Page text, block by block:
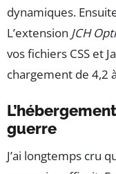
dynamiques.
L’extension JCH
vos fichiers CSS et
chargement de 4,2
guerre
J’ai longtemps cru